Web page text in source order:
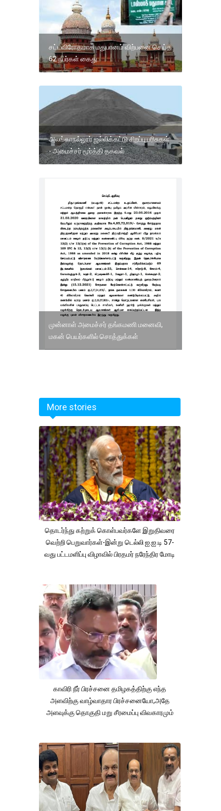
சட்டவிரோதமாக மதுபானம் விற்பனை செய்த
62 நபர்கள் கைது.
அலங்காநல்லூர் ஜல்லிக்கட்டு சிறப்பு பரிசுகள்
- அமைச்சர் மூர்த்தி தகவல்
முன்னாள் அமைச்சர் தங்கமணி மனைவி,
மகன் பெயர்களில் சொத்துக்கள்
More stories
தொடர்ந்து கற்றுக் கொள்பவர்களே இறுதிவரை
வெற்றி பெறுவார்கள்-இன்று டெல்லி ஐ.ஐ.டி 57-
வது பட்டமளிப்பு விழாவில் பிரதமர் நரேந்திர மோடி
காவிரி நீர் பிரச்சனை தமிழகத்திற்கு எந்த
அளவிற்கு வாழ்வாதார பிரச்சனையோ,அதே
அளவுக்கு தொகுதி மறு சீரமைப்பு விவகாரமும்